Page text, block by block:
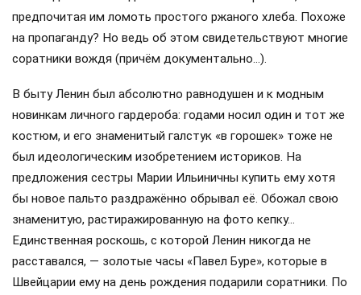
предпочитая им ломоть простого ржаного хлеба. Похоже
на пропаганду? Но ведь об этом свидетельствуют многие
соратники вождя (причём документально…).
В быту Ленин был абсолютно равнодушен и к модным
новинкам личного гардероба: годами носил один и тот же
костюм, и его знаменитый галстук «в горошек» тоже не
был идеологическим изобретением историков. На
предложения сестры Марии Ильиничны купить ему хотя
бы новое пальто раздражённо обрывал её. Обожал свою
знаменитую, растиражированную на фото кепку…
Единственная роскошь, с которой Ленин никогда не
расставался, — золотые часы «Павел Буре», которые в
Швейцарии ему на день рождения подарили соратники. По